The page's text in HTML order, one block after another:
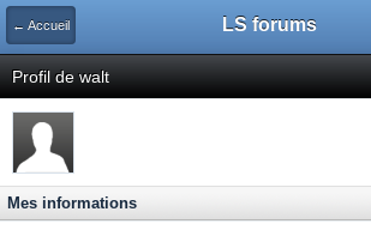
← Accueil LS forums
Profil de walt
Mes informations